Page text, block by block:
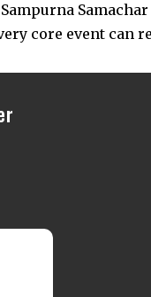
core event can